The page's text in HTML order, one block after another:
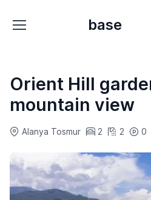
base
Orient Hill
mountain view
Alanya Tosmur 2 2 0